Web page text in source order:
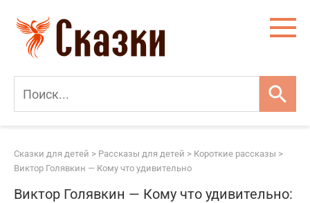
контенту
Сказки для детей > Рассказы для детей > Короткие рассказы >
Виктор Голявкин — Кому что удивительно
Виктор Голявкин — Кому что удивительно: